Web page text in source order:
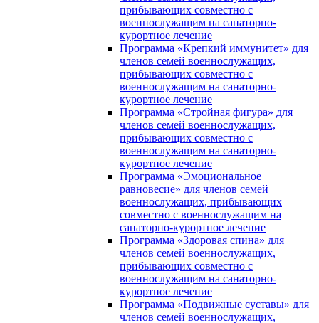
прибывающих совместно с
военнослужащим на санаторно-
курортное лечение
Программа «Крепкий иммунитет» для
членов семей военнослужащих,
прибывающих совместно с
военнослужащим на санаторно-
курортное лечение
Программа «Стройная фигура» для
членов семей военнослужащих,
прибывающих совместно с
военнослужащим на санаторно-
курортное лечение
Программа «Эмоциональное
равновесие» для членов семей
военнослужащих, прибывающих
совместно с военнослужащим на
санаторно-курортное лечение
Программа «Здоровая спина» для
членов семей военнослужащих,
прибывающих совместно с
военнослужащим на санаторно-
курортное лечение
Программа «Подвижные суставы» для
членов семей военнослужащих,